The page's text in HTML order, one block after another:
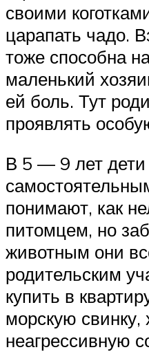
своими
царапать чадо.
тоже способна
маленький
ей боль. Тут
проявлять
В 5 — 9 лет дети
понимают, как
питомцем, но
животным они
родительским
купить в
морскую свинку,
неагрессивную